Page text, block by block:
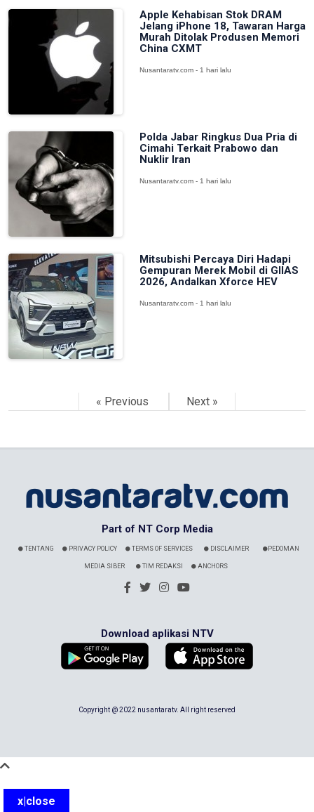
Apple Kehabisan Stok DRAM
Jelang iPhone 18, Tawaran Harga
Murah Ditolak Produsen Memori
China CXMT
Nusantaratv.com - 1 hari lalu
Polda Jabar Ringkus Dua Pria di
Cimahi Terkait Prabowo dan
Nuklir Iran
Nusantaratv.com - 1 hari lalu
Mitsubishi Percaya Diri Hadapi
Gempuran Merek Mobil di GIIAS
2026, Andalkan Xforce HEV
Nusantaratv.com - 1 hari lalu
« Previous Next »
Part of NT Corp Media
TENTANG PRIVACY POLICY TERMS OF SERVICES DISCLAIMER PEDOMAN
MEDIA SIBER TIM REDAKSI ANCHORS
Download aplikasi NTV
Copyright @ 2022 nusantaratv. All right reserved
x|close